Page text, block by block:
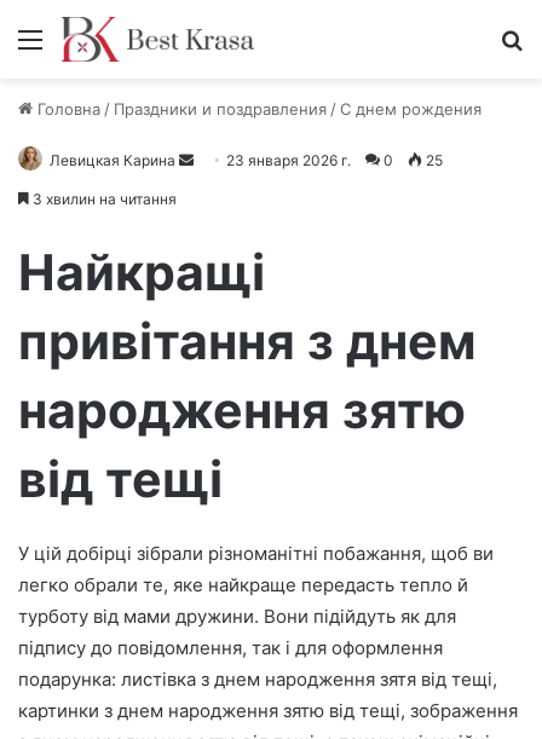
Меню
Головна / Праздники и поздравления /С днем рождения
Левицкая Карина
а
и
т
п
ь
23 января 2026 г. 0 25
3 хвилин на читання
Найкращі
привітання з днем
народження зятю
від тещі
У цій добірці зібрали різноманітні побажання, щоб ви
легко обрали те, яке найкраще передасть тепло й
турботу від мами дружини. Вони підійдуть як для
підпису до повідомлення, так і для оформлення
подарунка: листівка з днем народження зятя від тещі,
картинки з днем народження зятю від тещі, зображення